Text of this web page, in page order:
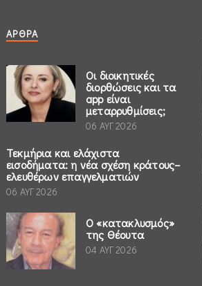
ΆΡΘΡΑ
Οι διοικητικές
διορθώσεις και τα
app είναι
μεταρρυθμίσεις;
06 ΑΥΓ 2026
Τεκμήρια και ελάχιστα
εισοδήματα: η νέα σχέση κράτους–
ελευθέρων επαγγελματιών
06 ΑΥΓ 2026
Ο «κατακλυσμός»
της Θέουτα
04 ΑΥΓ 2026